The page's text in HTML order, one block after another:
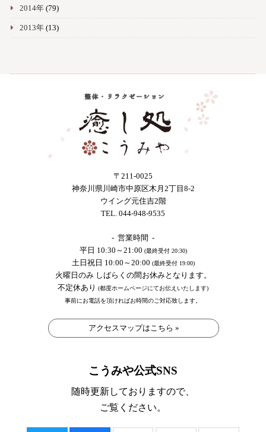
2014年(79)
2013年(13)
〒211-0025
神奈川県川崎市中原区木月2丁目8-2
ウイング元住吉2階
TEL. 044-948-9535
- 営業時間 -
平日 10:30～21:00 (最終受付 20:30)
土日祝日 10:00～20:00 (最終受付 19:00)
火曜日のみ しばらくの間お休みとなります。
不定休あり (都度ホームページにてお伝えいたします)
事前にお電話を頂ければお時間のご対応致します。
アクセスマップはこちら »
こうみや公式SNS
随時更新しておりますので、
ご覧ください。